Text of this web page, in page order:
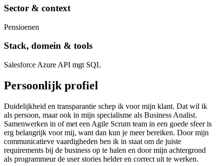
Sector & context
Pensioenen
Stack, domein & tools
Salesforce Azure API mgt SQL
Persoonlijk profiel
Duidelijkheid en transparantie schep ik voor mijn klant. Dat wil ik
als persoon, maar ook in mijn specialisme als Business Analist.
Samenwerken in of met een Agile Scrum team in een goede sfeer is
erg belangrijk voor mij, want dan kun je meer bereiken. Door mijn
communicatieve vaardigheden ben ik in staat om de juiste
requirements bij de business op te halen en door mijn achtergrond
als programmeur de user stories helder en correct uit te werken.